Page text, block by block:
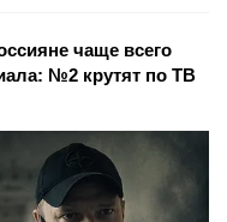
чаще всего
№2 крутят по ТВ